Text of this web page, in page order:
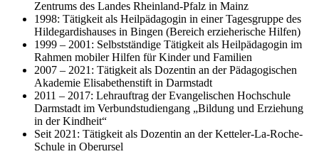
Zentrums des Landes Rheinland-Pfalz in Mainz
1998: Tätigkeit als Heilpädagogin in einer Tagesgruppe des
Hildegardishauses in Bingen (Bereich erzieherische Hilfen)
1999 – 2001: Selbstständige Tätigkeit als Heilpädagogin im
Rahmen mobiler Hilfen für Kinder und Familien
2007 – 2021: Tätigkeit als Dozentin an der Pädagogischen
Akademie Elisabethenstift in Darmstadt
2011 – 2017: Lehrauftrag der Evangelischen Hochschule
Darmstadt im Verbundstudiengang „Bildung und Erziehung
in der Kindheit“
Seit 2021: Tätigkeit als Dozentin an der Ketteler-La-Roche-
Schule in Oberursel